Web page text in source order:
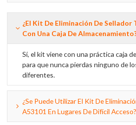
¿El Kit De Eliminación De Sellador
Con Una Caja De
Sí, el kit viene con una práctica caja
para que nunca pierdas ninguno de
diferentes.
¿Se Puede Utilizar El Kit De
A53101 En Lugares De Difícil Acceso?